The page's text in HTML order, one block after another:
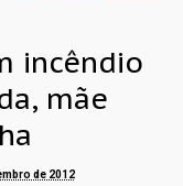
incêndio
mãe
de 2012